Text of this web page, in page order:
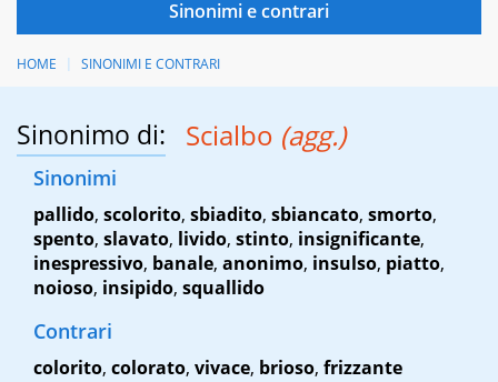
HOME SINONIMI E CONTRARI
Sinonimo di: Scialbo (agg.)
Sinonimi
pallido, scolorito, sbiadito, sbiancato, smorto,
spento, slavato, livido, stinto, insignificante,
inespressivo, banale, anonimo, insulso, piatto,
noioso, insipido, squallido
Contrari
colorito, colorato, vivace, brioso, frizzante